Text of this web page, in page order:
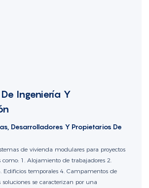
Ingeniería Y
Desarrolladores Y Propietarios De
de vivienda modulares para proyectos
1. Alojamiento de trabajadores 2.
Edificios temporales 4. Campamentos de
soluciones se caracterizan por una